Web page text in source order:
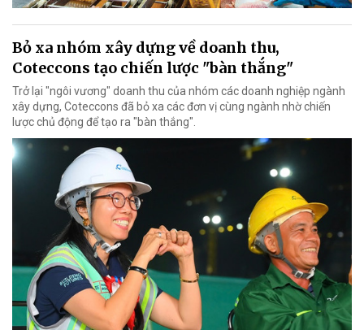
Bỏ xa nhóm xây dựng về doanh thu,
Coteccons tạo chiến lược "bàn thắng"
Trở lại "ngôi vương" doanh thu của nhóm các doanh nghiệp ngành
xây dựng, Coteccons đã bỏ xa các đơn vị cùng ngành nhờ chiến
lược chủ động để tạo ra "bàn thắng".